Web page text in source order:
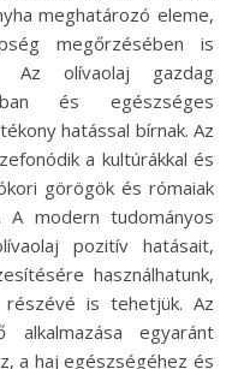
meghatározó eleme,
megőrzésében is
Az olívaolaj gazdag
és egészséges
hatással bírnak. Az
a kultúrákkal és
görögök és rómaiak
modern tudományos
pozitív hatásait,
használhatunk,
részévé is tehetjük. Az
egyaránt
a haj egészségéhez és